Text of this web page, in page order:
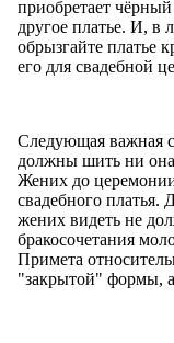
приобретает
другое платье. И, в
обрызгайте платье
его для свадебной
Следующая важная
должны шить ни она
Жених до
свадебного платья.
жених видеть не
бракосочетания
Примета
"закрытой" формы,